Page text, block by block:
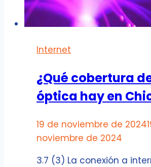
Internet
¿Qué cobertura
óptica hay en
19 de noviembre de 2024
noviembre de 2024
3.7 (3) La conexión a